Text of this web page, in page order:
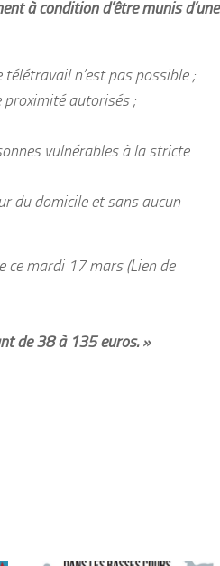
à condition d’être munis d’une
n’est pas possible ;
proximité autorisés ;
vulnérables à la stricte
du domicile et sans aucun
ce mardi 17 mars (Lien de
de 38 à 135 euros. »